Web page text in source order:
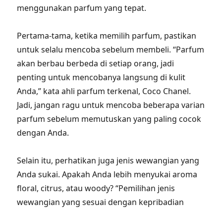
menggunakan parfum yang tepat.
Pertama-tama, ketika memilih parfum, pastikan
untuk selalu mencoba sebelum membeli. “Parfum
akan berbau berbeda di setiap orang, jadi
penting untuk mencobanya langsung di kulit
Anda,” kata ahli parfum terkenal, Coco Chanel.
Jadi, jangan ragu untuk mencoba beberapa varian
parfum sebelum memutuskan yang paling cocok
dengan Anda.
Selain itu, perhatikan juga jenis wewangian yang
Anda sukai. Apakah Anda lebih menyukai aroma
floral, citrus, atau woody? “Pemilihan jenis
wewangian yang sesuai dengan kepribadian